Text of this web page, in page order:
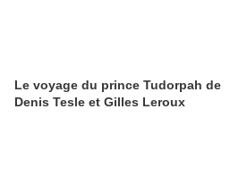
Le voyage du prince Tudorpah de
Denis Tesle et Gilles Leroux